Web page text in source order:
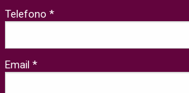
Telefono *
Email *